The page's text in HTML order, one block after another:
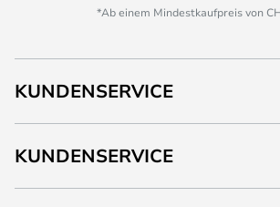
*Ab einem Mindestkaufpreis von
KUNDENSERVICE
KUNDENSERVICE